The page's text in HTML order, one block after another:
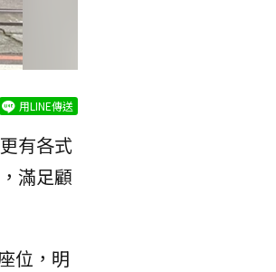
用LINE傳送
有各式
，滿足顧
位，明